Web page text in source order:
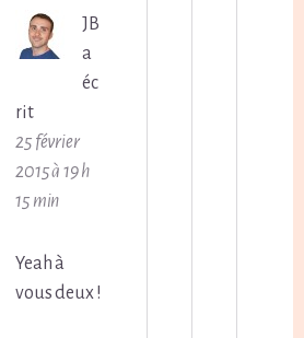
JB
a
éc
rit
25 février
2015 à 19 h
15 min
Yeah à
vous deux !